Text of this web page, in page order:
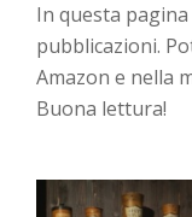
In questa
pubblicazioni.
Amazon e nella
Buona lettura!